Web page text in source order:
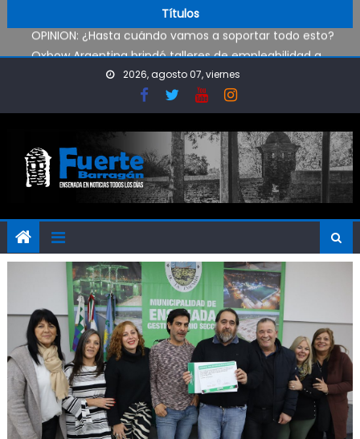
Títulos
OPINIÓN: ¿Hasta cuándo vamos a soportar todo esto?
Oxbow Argentina brindó talleres de empleabilidad a
estudiantes de escuelas técnicas de Ensenada y Berisso
Oportunidad para ingresar a la Policía Bonaerense
2026, agosto 07, viernes